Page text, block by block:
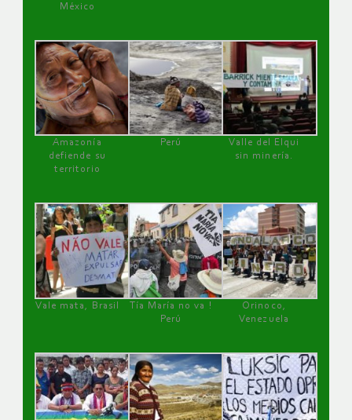
México
Amazonía
defiende su
territorio
Perú
Valle del Elqui
sin minería.
Vale mata, Brasil
Tía María no va !
Perú
Orinoco,
Venezuela